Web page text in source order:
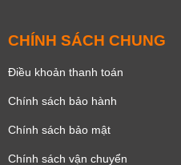
CHÍNH SÁCH CHUNG
Điều khoản thanh toán
Chính sách bảo hành
Chính sách bảo mật
Chính sách vận chuyển